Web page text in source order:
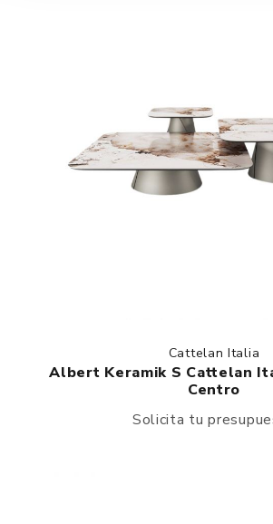
Cattelan Italia
Albert Keramik S Cattelan
Centro
Solicita tu